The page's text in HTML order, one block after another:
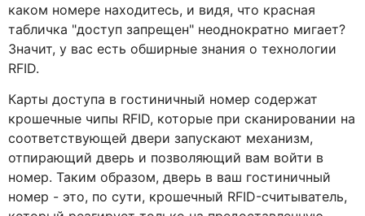
каком номере находитесь, и видя, что красная
табличка "доступ запрещен" неоднократно мигает?
Значит, у вас есть обширные знания о технологии
RFID.
Карты доступа в гостиничный номер содержат
крошечные чипы RFID, которые при сканировании на
соответствующей двери запускают механизм,
отпирающий дверь и позволяющий вам войти в
номер. Таким образом, дверь в ваш гостиничный
номер - это, по сути, крошечный RFID-считыватель,